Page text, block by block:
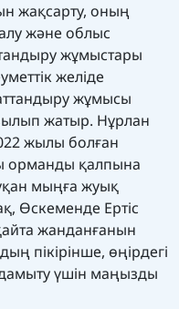
жақсарту, оның
және облыс
жұмыстары
желіде
жұмысы
жатыр. Нұрлан
жылы болған
орманды қалпына
мыңға жуық
Өскеменде Ертіс
жанданғанын
пікірінше, өңірдегі
үшін маңызды